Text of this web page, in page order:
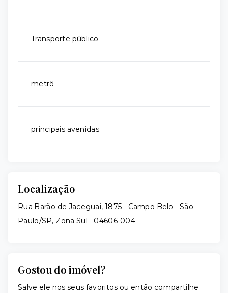
Transporte público
metrô
principais avenidas
Localização
Rua Barão de Jaceguai, 1875 - Campo Belo - São
Paulo/SP, Zona Sul - 04606-004
Gostou do imóvel?
Salve ele nos seus favoritos ou então compartilhe